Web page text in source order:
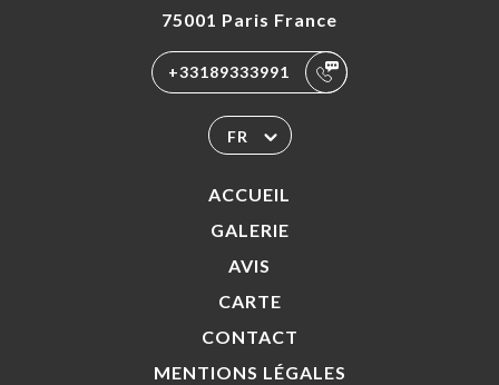
75001 Paris France
+33189333991
FR
ACCUEIL
GALERIE
AVIS
CARTE
CONTACT
MENTIONS LÉGALES